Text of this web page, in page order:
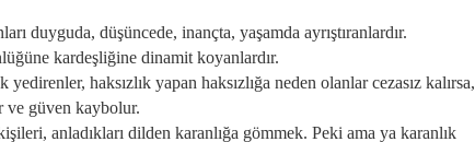
duyguda, düşüncede, inançta, yaşamda ayrıştıranlardır.
kardeşliğine dinamit koyanlardır.
haksızlık yapan haksızlığa neden olanlar cezasız kalırsa,
ve güven kaybolur.
anladıkları dilden karanlığa gömmek. Peki ama ya karanlık